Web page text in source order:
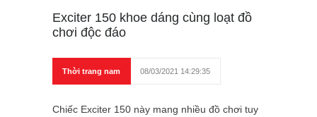
Exciter 150 khoe dáng cùng loạt đồ
chơi độc đáo
Thời trang nam 08/03/2021 14:29:35
Chiếc Exciter 150 này mang nhiều đồ chơi tuy